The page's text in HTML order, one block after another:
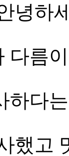
녕하
다름
하다
했고